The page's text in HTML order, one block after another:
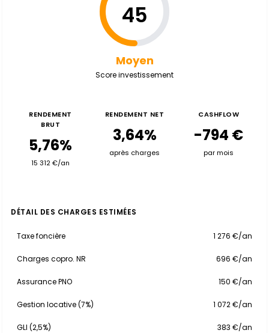
45
Moyen
Score investissement
RENDEMENT
BRUT
5,76%
15 312 €/an
RENDEMENT NET
3,64%
après charges
CASHFLOW
-794 €
par mois
DÉTAIL DES CHARGES ESTIMÉES
Taxe foncière 1 276 €/an
Charges copro. NR 696 €/an
Assurance PNO 150 €/an
Gestion locative (7%) 1 072 €/an
GLI (2,5%) 383 €/an